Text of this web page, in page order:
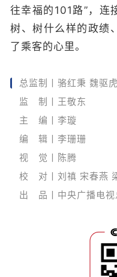
往幸福的101路”，连
树、树什么样的政绩
了乘客的心里。
总监制丨骆红秉 魏驱虎
监 制丨王敬东
主 编丨李璇
编 辑丨李珊珊
视 觉丨陈腾
校 对丨刘禛 宋春燕
出 品丨中央广播电视